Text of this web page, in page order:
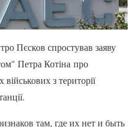
Пєсков спростував заяву
Петра Котіна про
з території
там, где их нет и быть